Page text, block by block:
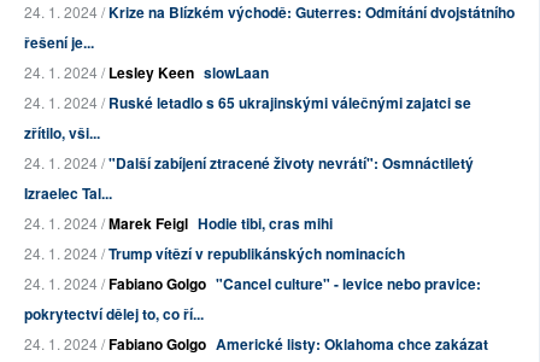
24. 1. 2024 /Krize na Blízkém východě: Guterres: Odmítání dvojstátního
řešení je...
24. 1. 2024 /Lesley Keen slowLaan
24. 1. 2024 /Ruské letadlo s 65 ukrajinskými válečnými zajatci se
zřítilo, vši...
24. 1. 2024 /"Další zabíjení ztracené životy nevrátí": Osmnáctiletý
Izraelec Tal...
24. 1. 2024 /Marek Feigl Hodie tibi, cras mihi
24. 1. 2024 /Trump vítězí v republikánských nominacích
24. 1. 2024 /Fabiano Golgo "Cancel culture" - levice nebo pravice:
pokrytectví dělej to, co ří...
24. 1. 2024 /Fabiano Golgo Americké listy: Oklahoma chce zakázat